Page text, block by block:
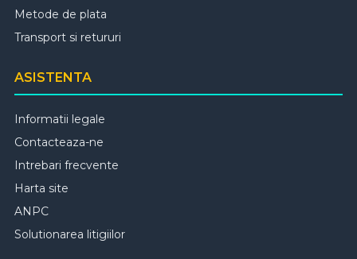
Metode de plata
Transport si retururi
ASISTENTA
Informatii legale
Contacteaza-ne
Intrebari frecvente
Harta site
ANPC
Solutionarea litigiilor